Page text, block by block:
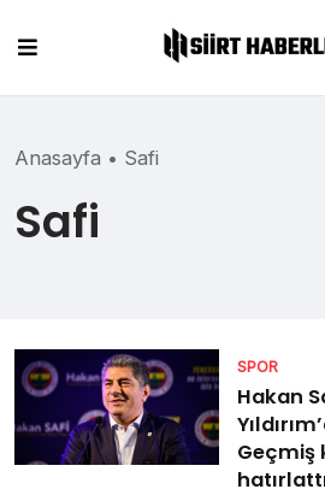
content
Anasayfa • Safi
Safi
SPOR
Hakan
Geçmiş